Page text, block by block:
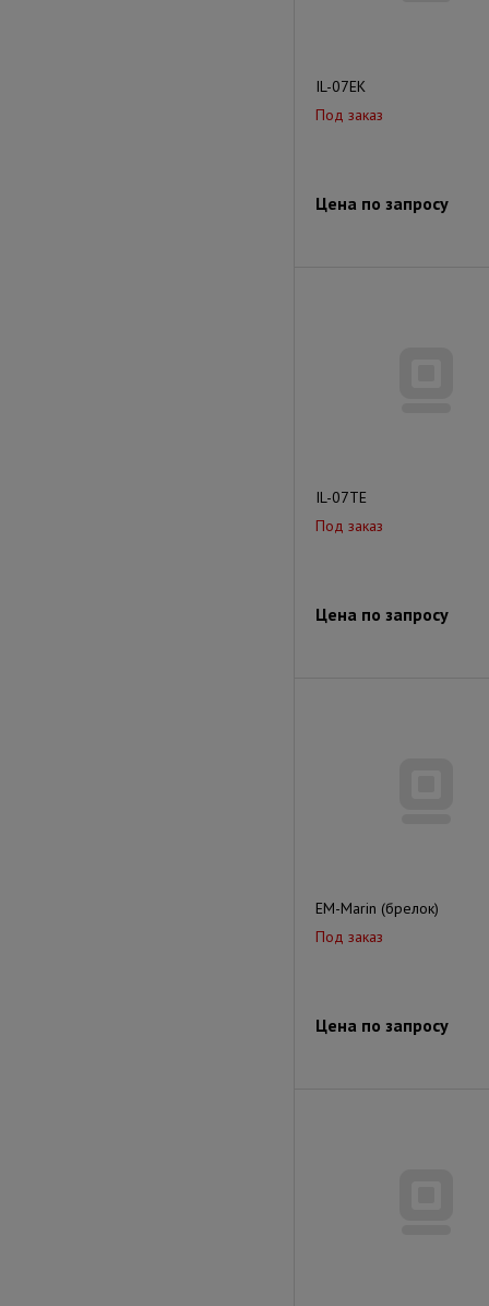
IL-07EK
Под заказ
Цена по запросу
IL-07TE
Под заказ
Цена по запросу
EM-Marin (брелок)
Под заказ
Цена по запросу